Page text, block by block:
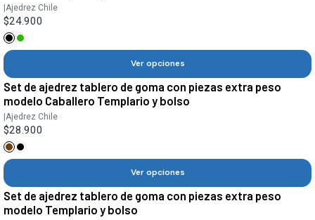
|Ajedrez Chile
$24.900
Ver opciones
Set de ajedrez tablero de goma con piezas extra peso
modelo Caballero Templario y bolso
|Ajedrez Chile
$28.900
Ver opciones
Set de ajedrez tablero de goma con piezas extra peso
modelo Templario y bolso